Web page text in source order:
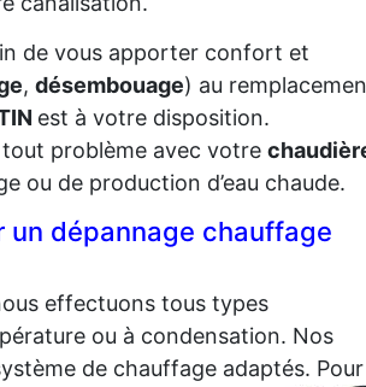
de vous apporter confort et
, désembouage) au
est à votre disposition.
problème avec votre
ou de production d’eau chaude.
un dépannage chauffage
effectuons tous types
ou à condensation. Nos
de chauffage adaptés. Pour